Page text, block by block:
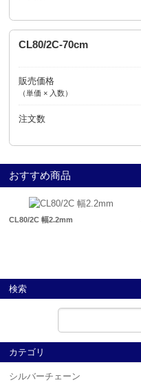
CL80/2C-70cm
販売価格
（単価 × 入数）
注文数
おすすめ商品
CL80/2C 幅2.2mm
検索
カテゴリ
シルバーチェーン